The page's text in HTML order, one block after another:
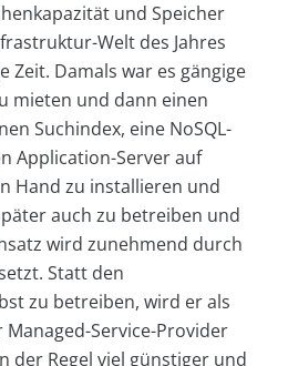
und Speicher
Welt des Jahres
Zeit. Damals war es gängige
mieten und dann einen
Suchindex, eine NoSQL-
Application-Server auf
Hand zu installieren und
auch zu betreiben und
wird zunehmend durch
Statt den
zu betreiben, wird er als
Service-Provider
der Regel viel günstiger und